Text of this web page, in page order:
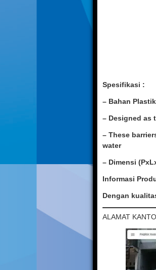
Spesifikasi :
– Bahan
– Designed as
– These
water
– Dimensi
Informasi
Dengan
ALAMAT